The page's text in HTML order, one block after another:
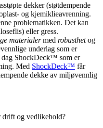
dekker (støtdempende
og kjemiklieavrenning.
problematikken. Det kan
eller gress.
materialermed robusthetog
underlag som er
dag ShockDeck™ som er
Med ShockDeck™ får
dekke av miljøvennlig
drift og vedlikehold?